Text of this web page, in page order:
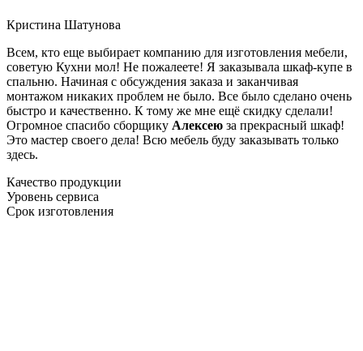
Кристина Шатунова
Всем, кто еще выбирает компанию для изготовления мебели,
советую Кухни мол! Не пожалеете! Я заказывала шкаф-купе в
спальню. Начиная с обсуждения заказа и заканчивая
монтажом никаких проблем не было. Все было сделано очень
быстро и качественно. К тому же мне ещё скидку сделали!
Огромное спасибо сборщику Алексею за прекрасный шкаф!
Это мастер своего дела! Всю мебель буду заказывать только
здесь.
Качество продукции
Уровень сервиса
Срок изготовления